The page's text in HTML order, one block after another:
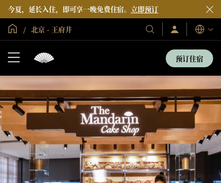
今夏，延长入住，即可享一晚免费住宿。 立即预订
全球首页
北京 - 王府井
我
们
和
度
假
登
录/
即
加
入
语
言
预订住宿